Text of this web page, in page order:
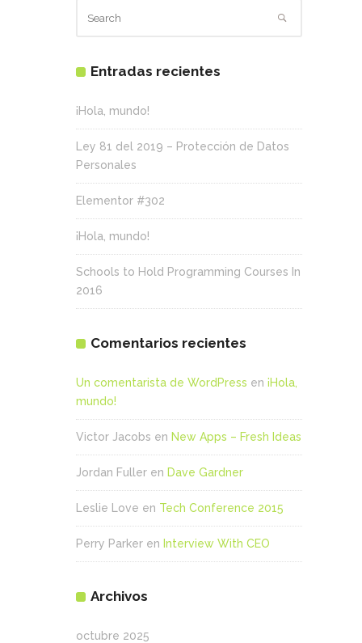
Entradas recientes
¡Hola, mundo!
Ley 81 del 2019 – Protección de Datos
Personales
Elementor #302
¡Hola, mundo!
Schools to Hold Programming Courses In
2016
Comentarios recientes
Un comentarista de WordPress en ¡Hola,
mundo!
Victor Jacobs en New Apps – Fresh Ideas
Jordan Fuller en Dave Gardner
Leslie Love en Tech Conference 2015
Perry Parker en Interview With CEO
Archivos
octubre 2025